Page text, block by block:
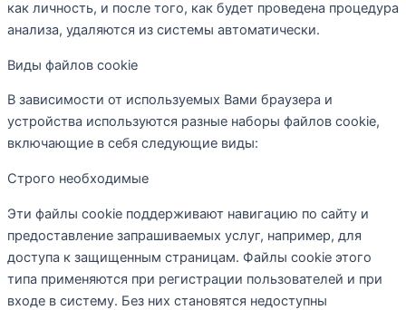
как личность, и после того, как будет проведена процедура
анализа, удаляются из системы автоматически.
Виды файлов cookie
В зависимости от используемых Вами браузера и
устройства используются разные наборы файлов cookie,
включающие в себя следующие виды:
Строго необходимые
Эти файлы cookie поддерживают навигацию по сайту и
предоставление запрашиваемых услуг, например, для
доступа к защищенным страницам. Файлы cookie этого
типа применяются при регистрации пользователей и при
входе в систему. Без них становятся недоступны